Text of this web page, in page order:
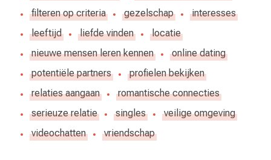
filteren op criteria
gezelschap
interesses
leeftijd
liefde vinden
locatie
nieuwe mensen leren kennen
online dating
potentiële partners
profielen bekijken
relaties aangaan
romantische connecties
serieuze relatie
singles
veilige omgeving
videochatten
vriendschap